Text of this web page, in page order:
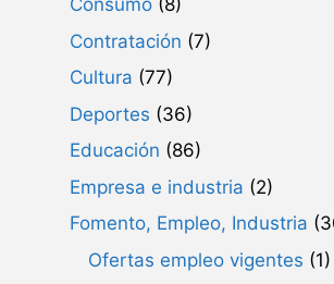
Consumo (8)
Contratación (7)
Cultura (77)
Deportes (36)
Educación (86)
Empresa e industria (2)
Fomento, Empleo, Industria
Ofertas empleo vigentes (1)